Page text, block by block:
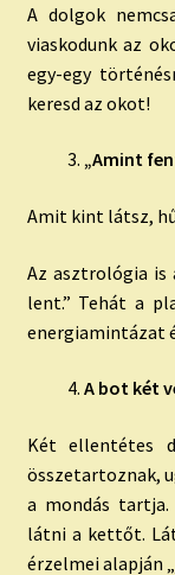
A dolgok
viaskodunk az
egy-egy
keresd az okot!
„Amint
Amit kint látsz,
Az asztrológia
lent.” Tehát a
energiamintázat
A bot két
Két ellentétes
összetartoznak,
a mondás tartja.
látni a kettőt.
érzelmei alapján